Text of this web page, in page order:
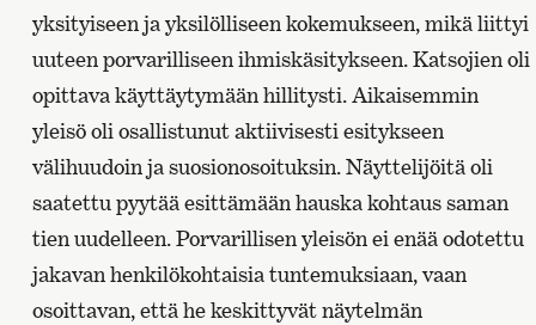
yksityiseen ja yksilölliseen kokemukseen, mikä liittyi
uuteen porvarilliseen ihmiskäsitykseen. Katsojien oli
opittava käyttäytymään hillitysti. Aikaisemmin
yleisö oli osallistunut aktiivisesti esitykseen
välihuudoin ja suosionosoituksin. Näyttelijöitä oli
saatettu pyytää esittämään hauska kohtaus saman
tien uudelleen. Porvarillisen yleisön ei enää odotettu
jakavan henkilökohtaisia tuntemuksiaan, vaan
osoittavan, että he keskittyvät näytelmän